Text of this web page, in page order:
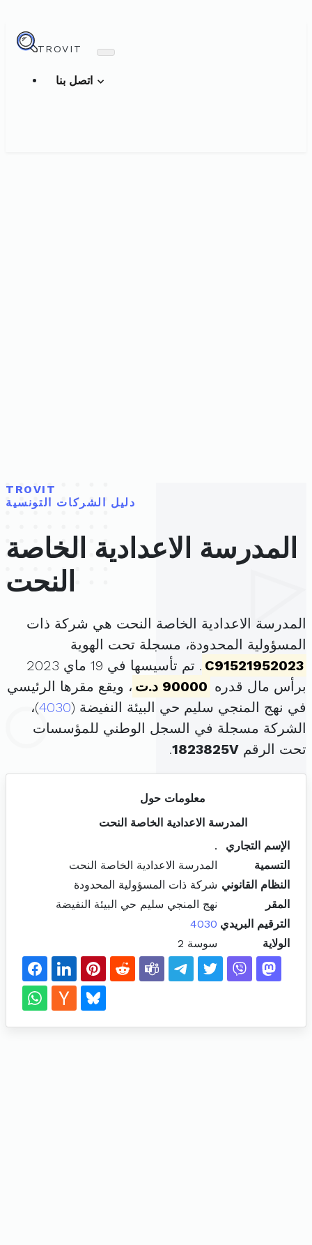
TROVIT
TROVIT
دليل الشركات التونسية
المدرسة الاعدادية الخاصة
النحت
المدرسة الاعدادية الخاصة النحت هي شركة ذات
المسؤولية المحدودة، مسجلة تحت الهوية
C91521952023
. تم تأسيسها في 19 ماي 2023
برأس مال قدره 90000 د.ت
، ويقع مقرها الرئيسي
في نهج المنجي سليم حي البيئة النفيضة (4030)،
الشركة مسجلة في السجل الوطني للمؤسسات
تحت الرقم 1823825V
.
معلومات حول
المدرسة الاعدادية الخاصة النحت
الإسم التجاري
.
التسمية
المدرسة الاعدادية الخاصة النحت
النظام القانوني شركة ذات المسؤولية المحدودة
المقر
نهج المنجي سليم حي البيئة النفيضة
الترقيم البريدي 4030
الولاية
سوسة 2